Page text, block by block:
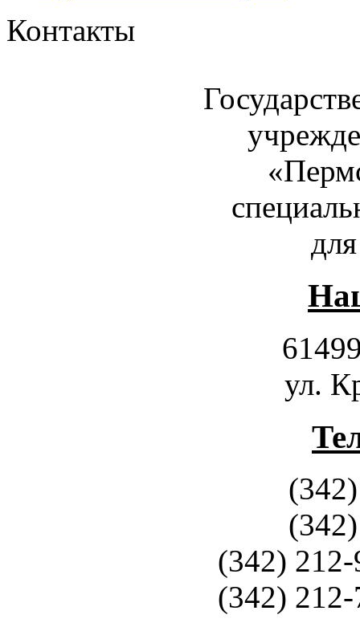
Контакты
ул.
(342)
(342)